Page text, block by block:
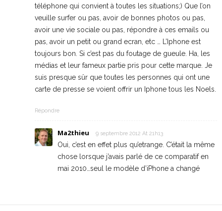
téléphone qui convient à toutes les situations;) Que l’on
veuille surfer ou pas, avoir de bonnes photos ou pas,
avoir une vie sociale ou pas, répondre à ces emails ou
pas, avoir un petit ou grand ecran, etc … L’Iphone est
toujours bon. Si c’est pas du foutage de gueule. Ha, les
médias et leur fameux partie pris pour cette marque. Je
suis presque sûr que toutes les personnes qui ont une
carte de presse se voient offrir un Iphone tous les Noels.
Répondre
Ma2thieu 9 septembre 2012 At 21h13
Oui, c’est en effet plus qu’etrange. C’était la même
chose lorsque j’avais parlé de ce comparatif en
mai 2010…seul le modèle d’iPhone a changé